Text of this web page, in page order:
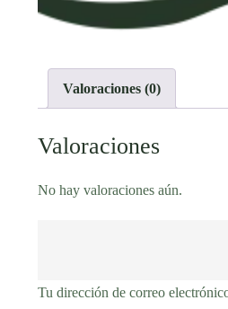
Valoraciones (0)
Valoraciones
No hay valoraciones aún.
Tu dirección de correo